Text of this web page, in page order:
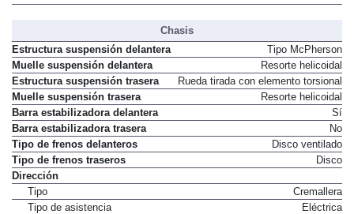
Chasis
Estructura suspensión delantera
Tipo McPherson
Muelle suspensión delantera
Resorte helicoidal
Estructura suspensión trasera
Rueda tirada con elemento torsional
Muelle suspensión trasera
Resorte helicoidal
Barra estabilizadora delantera
Sí
Barra estabilizadora trasera
No
Tipo de frenos delanteros
Disco ventilado
Tipo de frenos traseros
Disco
Dirección
Tipo
Cremallera
Tipo de asistencia
Eléctrica